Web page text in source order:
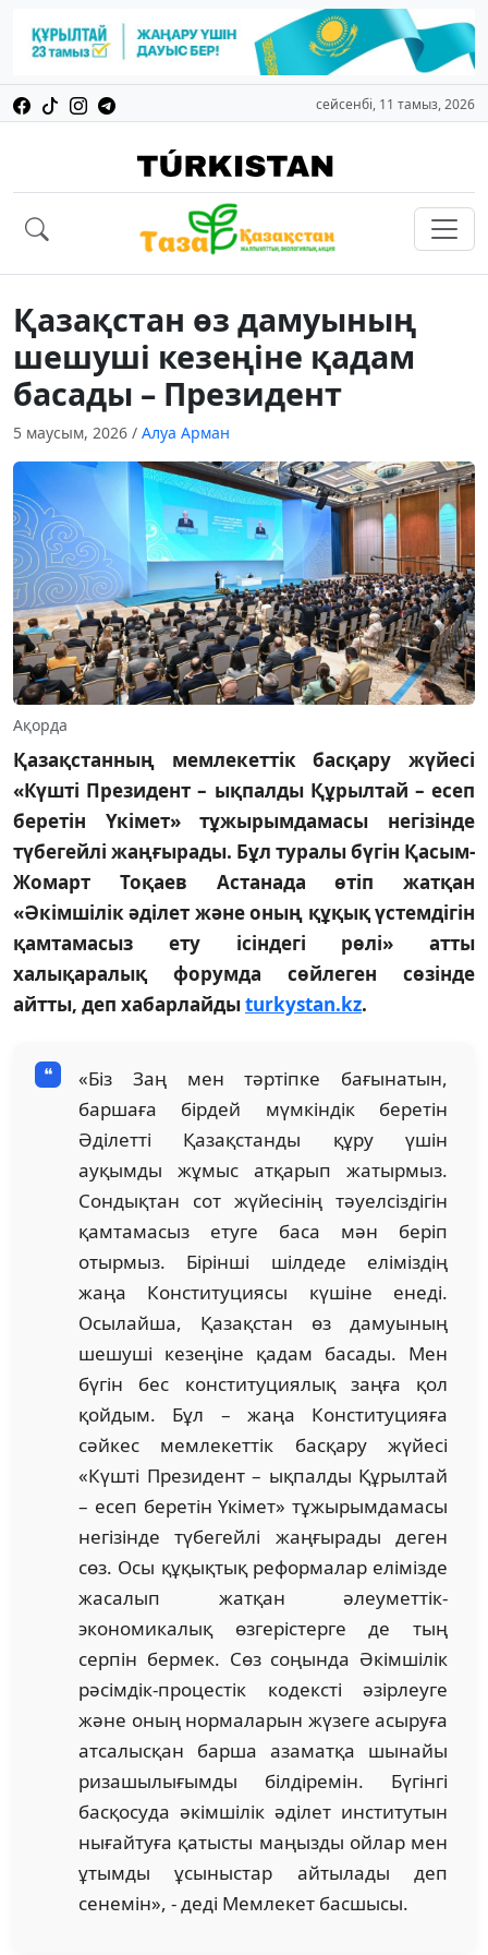
сейсенбі, 11 тамыз, 2026
Қазақстан өз дамуының
шешуші кезеңіне қадам
басады – Президент
5 маусым, 2026 / Алуа Арман
Ақорда
Қазақстанның мемлекеттік басқару жүйесі
«Күшті Президент – ықпалды Құрылтай – есеп
беретін Үкімет» тұжырымдамасы негізінде
түбегейлі жаңғырады. Бұл туралы бүгін Қасым-
Жомарт Тоқаев Астанада өтіп жатқан
«Әкімшілік әділет және оның құқық үстемдігін
қамтамасыз ету ісіндегі рөлі» атты
халықаралық форумда сөйлеген сөзінде
айтты, деп хабарлайдыturkystan.kz.
«Біз Заң мен тәртіпке бағынатын,
баршаға бірдей мүмкіндік беретін
Әділетті Қазақстанды құру үшін
ауқымды жұмыс атқарып жатырмыз.
Сондықтан сот жүйесінің тәуелсіздігін
қамтамасыз етуге баса мән беріп
отырмыз. Бірінші шілдеде еліміздің
жаңа Конституциясы күшіне енеді.
Осылайша, Қазақстан өз дамуының
шешуші кезеңіне қадам басады. Мен
бүгін бес конституциялық заңға қол
қойдым. Бұл – жаңа Конституцияға
сәйкес мемлекеттік басқару жүйесі
«Күшті Президент – ықпалды Құрылтай
– есеп беретін Үкімет» тұжырымдамасы
негізінде түбегейлі жаңғырады деген
сөз. Осы құқықтық реформалар елімізде
жасалып жатқан әлеуметтік-
экономикалық өзгерістерге де тың
серпін бермек. Сөз соңында Әкімшілік
рәсімдік-процестік кодексті әзірлеуге
және оның нормаларын жүзеге асыруға
атсалысқан барша азаматқа шынайы
ризашылығымды білдіремін. Бүгінгі
басқосуда әкімшілік әділет институтын
нығайтуға қатысты маңызды ойлар мен
ұтымды ұсыныстар айтылады деп
сенемін», - деді Мемлекет басшысы.